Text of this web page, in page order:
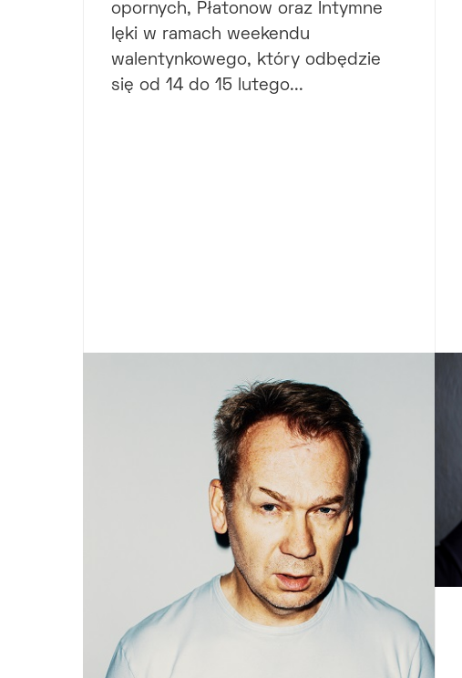
opornych, Płatonow oraz Intymne
lęki w ramach weekendu
walentynkowego, który odbędzie
się od 14 do 15 lutego...